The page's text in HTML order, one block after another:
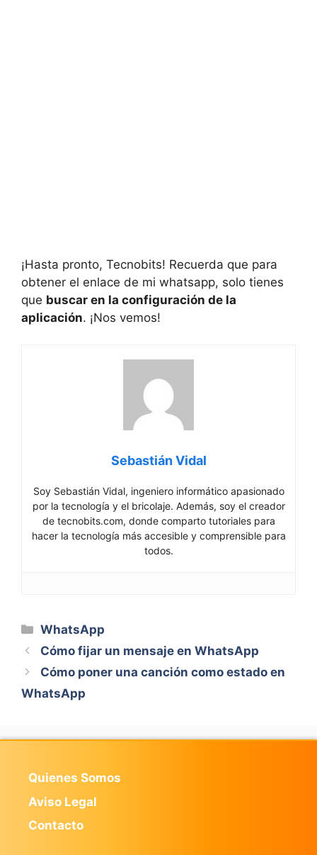
¡Hasta pronto, Tecnobits! Recuerda que para
obtener el enlace de mi whatsapp, solo tienes
que buscar en la configuración de la
aplicación. ¡Nos vemos!
Sebastián Vidal
Soy Sebastián Vidal, ingeniero informático apasionado
por la tecnología y el bricolaje. Además, soy el creador
de tecnobits.com, donde comparto tutoriales para
hacer la tecnología más accesible y comprensible para
todos.
Categorías
WhatsApp
Cómo fijar un mensaje en WhatsApp
Cómo poner una canción como estado en
WhatsApp
Quienes Somos
Aviso Legal
Contacto